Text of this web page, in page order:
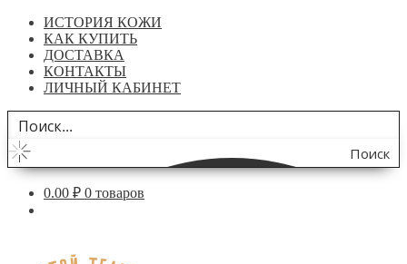
ИСТОРИЯ КОЖИ
КАК КУПИТЬ
ДОСТАВКА
КОНТАКТЫ
ЛИЧНЫЙ КАБИНЕТ
Поиск
по
0.00 ₽ 0 товаров